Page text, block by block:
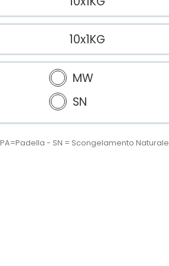
10x1KG
MW
SN
- SN = Scongelamento Naturale